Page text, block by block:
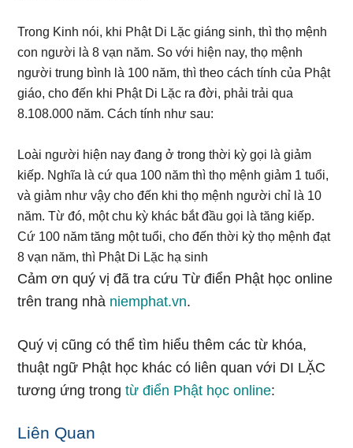
Trong Kinh nói, khi Phật Di Lặc giáng sinh, thì thọ mệnh
con người là 8 vạn năm. So với hiện nay, thọ mệnh
người trung bình là 100 năm, thì theo cách tính của Phật
giáo, cho đến khi Phật Di Lặc ra đời, phải trải qua
8.108.000 năm. Cách tính như sau:
Loài người hiện nay đang ở trong thời kỳ gọi là giảm
kiếp. Nghĩa là cứ qua 100 năm thì thọ mệnh giảm 1 tuổi,
và giảm như vậy cho đến khi thọ mệnh người chỉ là 10
năm. Từ đó, một chu kỳ khác bắt đầu gọi là tăng kiếp.
Cứ 100 năm tăng một tuổi, cho đến thời kỳ thọ mệnh đạt
8 vạn năm, thì Phật Di Lặc hạ sinh
Cảm ơn quý vị đã tra cứu Từ điển Phật học online
trên trang nhà niemphat.vn.
Quý vị cũng có thể tìm hiểu thêm các từ khóa,
thuật ngữ Phật học khác có liên quan với DI LẶC
tương ứng trongtừ điển Phật học online:
Liên Quan